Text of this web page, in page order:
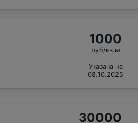
1000
руб/кв.м
Указана на
08.10.2025
30000